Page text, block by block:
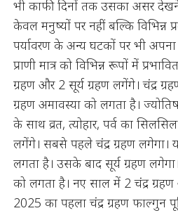
भी काफी दिनों तक उसका असर
केवल मनुष्यों पर नहीं बल्कि
पर्यावरण के अन्य घटकों पर भी
प्राणी मात्र को विभिन्न रूपों में
ग्रहण और 2 सूर्य ग्रहण लगेंगे। चंद्र
ग्रहण अमावस्या को लगता है।
के साथ व्रत, त्योहार, पर्व का
लगेंगे। सबसे पहले चंद्र ग्रहण लगेगा।
लगता है। उसके बाद सूर्य ग्रहण
को लगता है। नए साल में 2 चंद्र
2025 का पहला चंद्र ग्रहण फाल्गुन